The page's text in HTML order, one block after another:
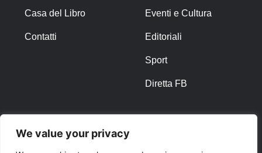
We value your privacy
Casa del Libro
Contatti
Eventi e Cultura
Editoriali
Sport
Diretta FB